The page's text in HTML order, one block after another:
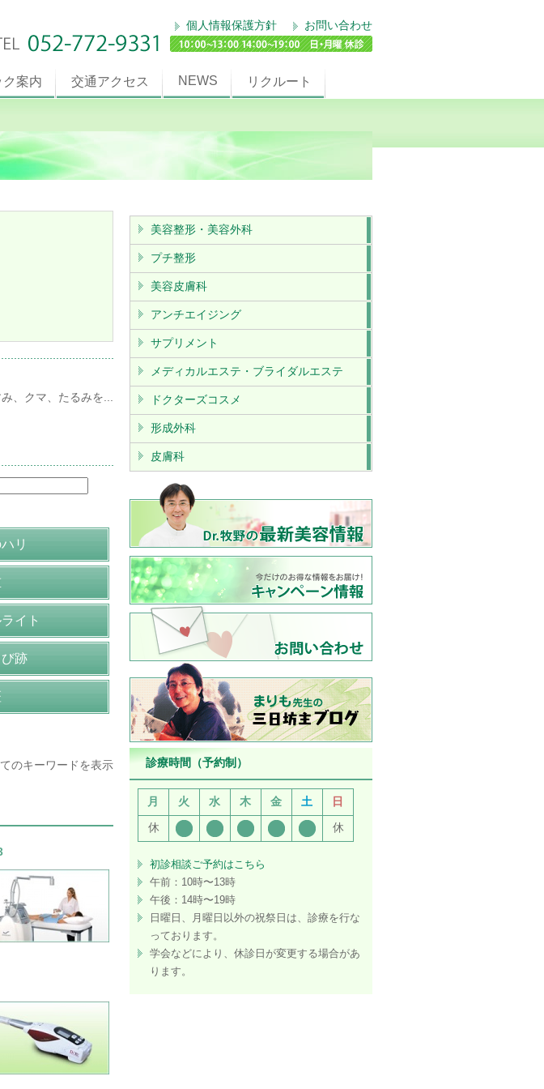
個人情報保護方針 お問い合わせ
ク案内 交通アクセス NEWS リクルート
、クマ、たるみを...
リ
イト
跡
のキーワードを表示
美容整形・美容外科
プチ整形
美容皮膚科
アンチエイジング
サプリメント
メディカルエステ・ブライダルエステ
ドクターズコスメ
形成外科
皮膚科
診療時間（予約制）
月 火 水 木 金 土
日
休
休
初診相談ご予約はこちら
午前：10時〜13時
午後：14時〜19時
日曜日、月曜日以外の祝祭日は、診療を行な
っております。
学会などにより、休診日が変更する場合があ
ります。